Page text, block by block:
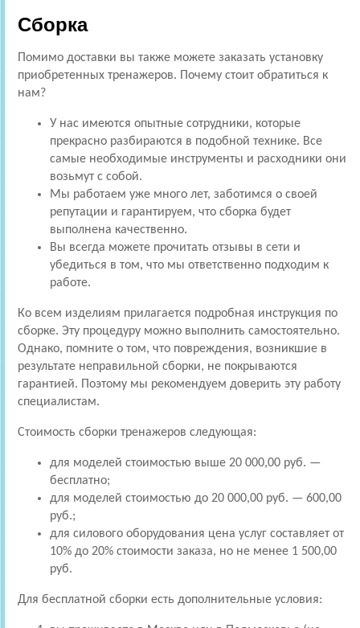
Сборка
Помимо доставки вы также можете заказать установку
приобретенных тренажеров. Почему стоит обратиться к
нам?
У нас имеются опытные сотрудники, которые
прекрасно разбираются в подобной технике. Все
самые необходимые инструменты и расходники они
возьмут с собой.
Мы работаем уже много лет, заботимся о своей
репутации и гарантируем, что сборка будет
выполнена качественно.
Вы всегда можете прочитать отзывы в сети и
убедиться в том, что мы ответственно подходим к
работе.
Ко всем изделиям прилагается подробная инструкция по
сборке. Эту процедуру можно выполнить самостоятельно.
Однако, помните о том, что повреждения, возникшие в
результате неправильной сборки, не покрываются
гарантией. Поэтому мы рекомендуем доверить эту работу
специалистам.
Стоимость сборки тренажеров следующая:
для моделей стоимостью выше 20 000,00 руб. —
бесплатно;
для моделей стоимостью до 20 000,00 руб. — 600,00
руб.;
для силового оборудования цена услуг составляет от
10% до 20% стоимости заказа, но не менее 1 500,00
руб.
Для бесплатной сборки есть дополнительные условия: